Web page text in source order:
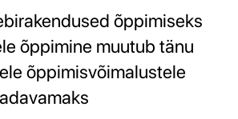
õppimiseks
õppimine muutub tänu
õppimisvõimalustele